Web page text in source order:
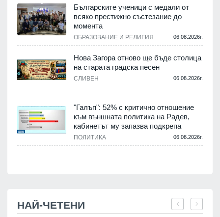
Българските ученици с медали от
всяко престижно състезание до
момента
ОБРАЗОВАНИЕ И РЕЛИГИЯ 06.08.2026г.
Нова Загора отново ще бъде столица
на старата градска песен
СЛИВЕН 06.08.2026г.
"Галъп": 52% с критично отношение
към външната политика на Радев,
кабинетът му запазва подкрепа
ПОЛИТИКА 06.08.2026г.
НАЙ-ЧЕТЕНИ